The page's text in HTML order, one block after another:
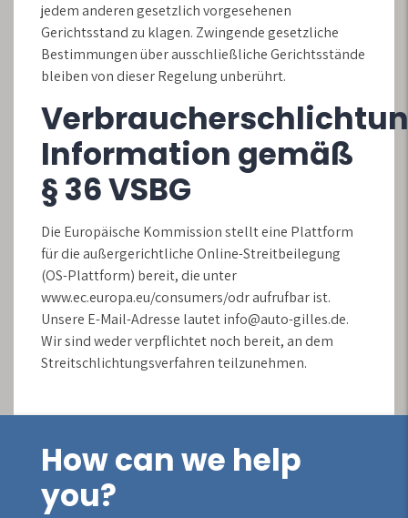
jedem anderen gesetzlich vorgesehenen
Gerichtsstand zu klagen. Zwingende gesetzliche
Bestimmungen über ausschließliche Gerichtsstände
bleiben von dieser Regelung unberührt.
Information gemäß
§ 36 VSBG
Die Europäische Kommission stellt eine Plattform
für die außergerichtliche Online-Streitbeilegung
(OS-Plattform) bereit, die unter
www.ec.europa.eu/consumers/odr aufrufbar ist.
Unsere E-Mail-Adresse lautet info@auto-gilles.de.
Wir sind weder verpflichtet noch bereit, an dem
Streitschlichtungsverfahren teilzunehmen.
How can we help
you?